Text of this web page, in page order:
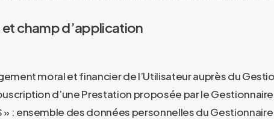
champ d’application
moral et financier de l’Utilisateur auprès du
d’une Prestation proposée par le
» : ensemble des données personnelles du